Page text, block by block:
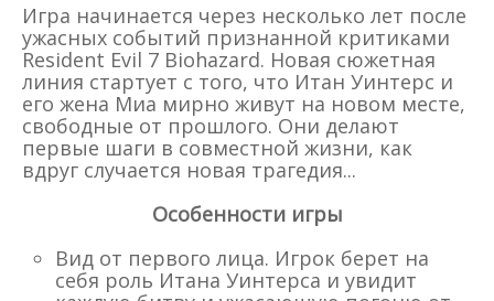
Игра начинается через несколько лет после
ужасных событий признанной критиками
Resident Evil 7 Biohazard. Новая сюжетная
линия стартует с того, что Итан Уинтерс и
его жена Миа мирно живут на новом месте,
свободные от прошлого. Они делают
первые шаги в совместной жизни, как
вдруг случается новая трагедия...
Особенности игры
Вид от первого лица. Игрок берет на
себя роль Итана Уинтерса и увидит